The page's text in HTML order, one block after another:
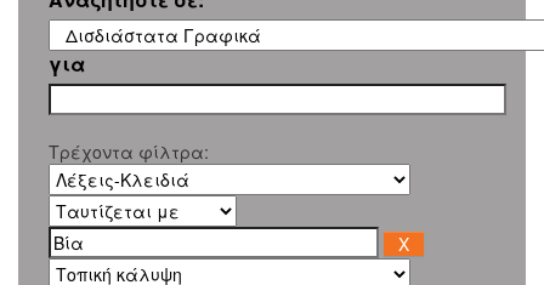
για
Τρέχοντα φίλτρα: